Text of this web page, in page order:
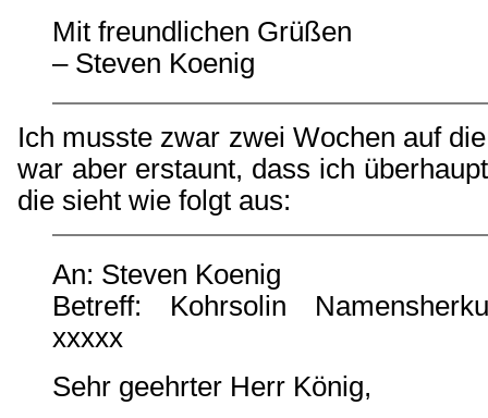
Mit freundlichen Grüßen
– Steven Koenig
Ich musste zwar zwei Wochen auf
war aber erstaunt, dass ich
die sieht wie folgt aus:
An: Steven Koenig
Betreff: Kohrsolin
xxxxx
Sehr geehrter Herr König,